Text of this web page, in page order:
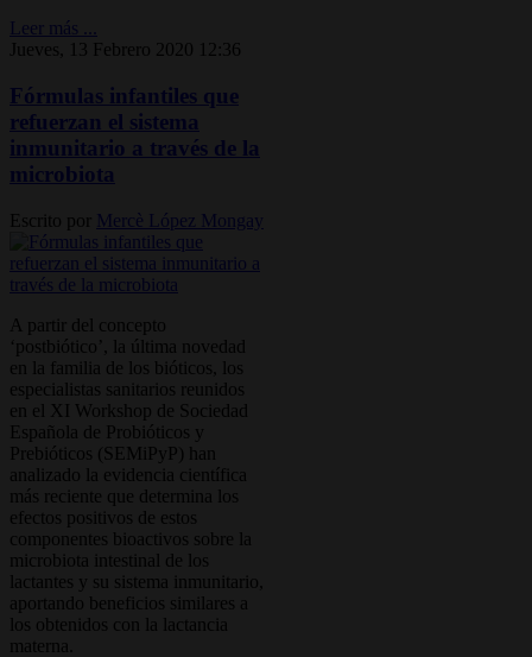
Leer más ...
Jueves, 13 Febrero 2020 12:36
Fórmulas infantiles que
refuerzan el sistema
inmunitario a través de la
microbiota
Escrito por Mercè López Mongay
A partir del concepto
‘postbiótico’, la última novedad
en la familia de los bióticos, los
especialistas sanitarios reunidos
en el XI Workshop de Sociedad
Española de Probióticos y
Prebióticos (SEMiPyP) han
analizado la evidencia científica
más reciente que determina los
efectos positivos de estos
componentes bioactivos sobre la
microbiota intestinal de los
lactantes y su sistema inmunitario,
aportando beneficios similares a
los obtenidos con la lactancia
materna.